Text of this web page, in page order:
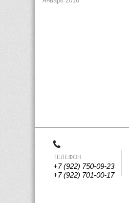
ТЕЛЕФОН
+7 (922) 750-09-23
+7 (922) 701-00-17